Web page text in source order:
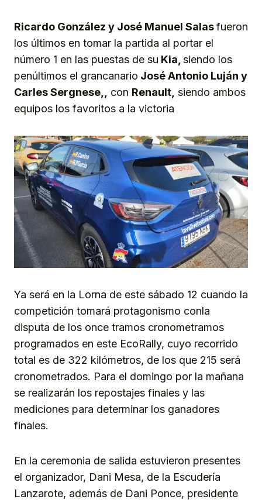
Ricardo González y José Manuel Salasfueron
los últimos en tomar la partida al portar el
número 1 en las puestas de su Kia, siendo los
penúltimos el grancanario José Antonio Luján y
Carles Sergnese,,
con Renault, siendo ambos
equipos los favoritos a la victoria
Ya será en la Lorna de este sábado 12 cuando la
competición tomará protagonismo conla
disputa de los once tramos cronometramos
programados en este EcoRally, cuyo recorrido
total es de 322 kilómetros, de los que 215 será
cronometrados. Para el domingo por la mañana
se realizarán los repostajes finales y las
mediciones para determinar los ganadores
finales.
En la ceremonia de salida estuvieron presentes
el organizador, Dani Mesa, de la Escudería
Lanzarote, además de Dani Ponce, presidente